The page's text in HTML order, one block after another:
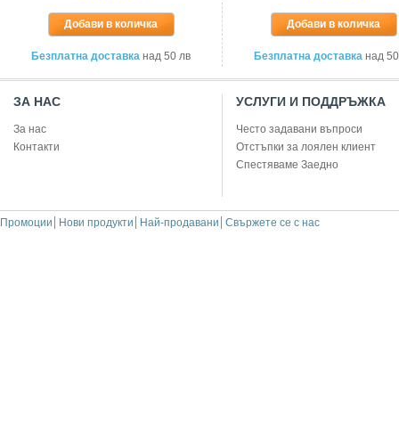
Добави в количка
Безплатна доставка над 50 лв
Добави в количка
Безплатна доставка над
ЗА НАС
За нас
Контакти
УСЛУГИ И ПОДДРЪЖКА
Често задавани въпроси
Отстъпки за лоялен клиент
Спестяваме Заедно
Промоции Нови продукти Най-продавани Свържете се с нас